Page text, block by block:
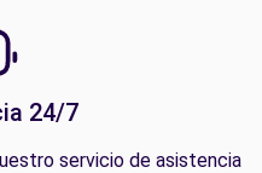
24/7
servicio de asistencia